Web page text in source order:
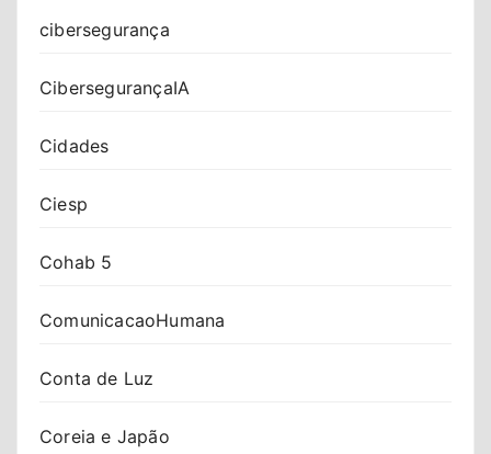
cibersegurança
CibersegurançaIA
Cidades
Ciesp
Cohab 5
ComunicacaoHumana
Conta de Luz
Coreia e Japão